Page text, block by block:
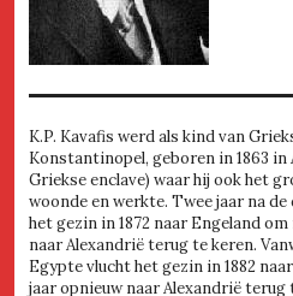
K.P. Kavafis werd als kind van
Konstantinopel, geboren in 1863
Griekse enclave) waar hij ook het
woonde en werkte. Twee jaar na
het gezin in 1872 naar Engeland
naar Alexandrië terug te keren.
Egypte vlucht het gezin in 1882
jaar opnieuw naar Alexandrië terug